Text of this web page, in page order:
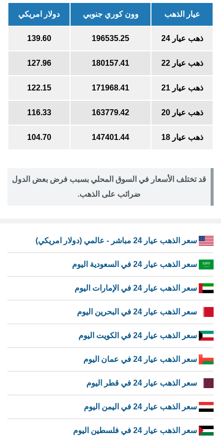
عيار الذهب وون كوري جنوبي دولار امريكي
ذهب عيار 24 196535.25
139.60
ذهب عيار 22 180157.41
127.96
ذهب عيار 21 171968.41
122.15
ذهب عيار 20 163779.42
116.33
ذهب عيار 18 147401.44
104.70
قد تختلف الأسعار في السوق المحلي بسبب فرض بعض الدول
ضرائب على الذهب.
سعر الذهب عيار 24 مباشر - عالمي (دولار امريكي)
سعر الذهب عيار 24 في السعودية اليوم
سعر الذهب عيار 24 في الإمارات اليوم
سعر الذهب عيار 24 في البحرين اليوم
سعر الذهب عيار 24 في الكويت اليوم
سعر الذهب عيار 24 في عمان اليوم
سعر الذهب عيار 24 في قطر اليوم
سعر الذهب عيار 24 في اليمن اليوم
سعر الذهب عيار 24 في فلسطين اليوم